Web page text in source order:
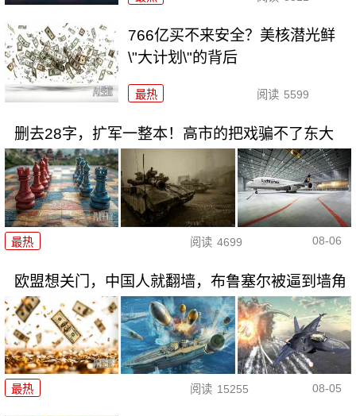
766亿买不来安全？美核潜光鲜
\"大计划\"的背后
最热 阅读 5599
删去28字，扩军一整本！高市的把戏骗不了东大
最热 阅读 4699 08-06
欧盟想关门，中国人就翻墙，布鲁塞尔被逼到墙角
最热 阅读 15255 08-05